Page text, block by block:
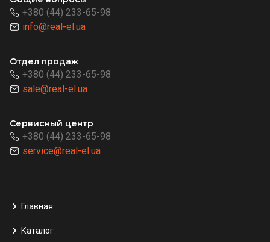
+380 (44) 233-65-98
info@real-el.ua
Отдел продаж
+380 (44) 233-65-98
sale@real-el.ua
Сервисный центр
+380 (44) 233-65-98
service@real-el.ua
Главная
Каталог